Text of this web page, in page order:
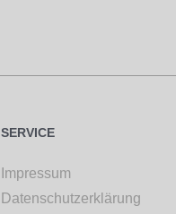
SERVICE
Impressum
Datenschutzerklärung